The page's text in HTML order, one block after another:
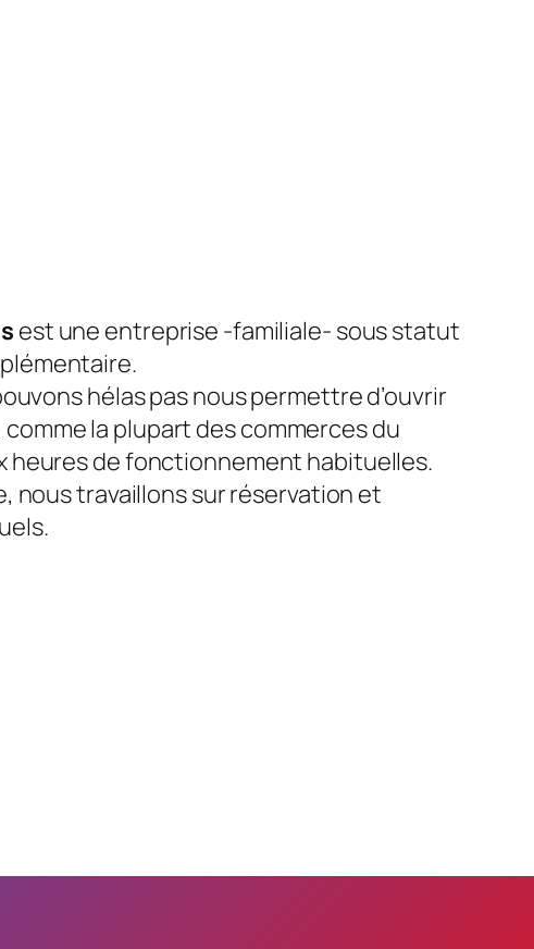
est une entreprise -familiale- sous statut
hélas pas nous permettre d’ouvrir
la plupart des commerces du
heures de fonctionnement habituelles.
nous travaillons sur réservation et